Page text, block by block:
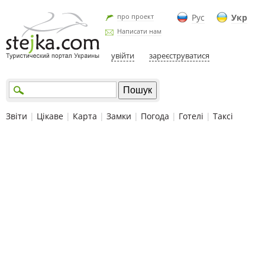
Рус Укр
про проект
Написати нам
увійти зареєструватися
Звіти | Цікаве | Карта | Замки | Погода | Готелі | Таксі